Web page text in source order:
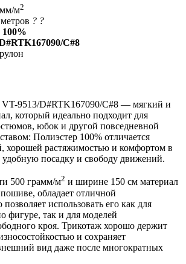
м2
? ?
100%
C#8
VT-9513/D#RTK167090/C#8 — мягкий и
который идеально подходит для
юбок и другой повседневной
Полиэстер 100% отличается
хорошей растяжимостью и комфортом в
удобную посадку и свободу движений.
500 грамм/м2 и ширине 150 см материал
обладает отличной
использовать его как для
фигуре, так и для моделей
кроя. Трикотаж хорошо держит
и сохраняет
вид даже после многократных